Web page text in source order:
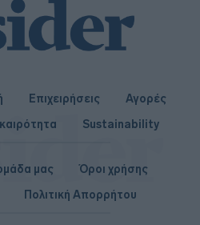
Επιχειρήσεις
Αγορές
Sustainability
μας
Όροι χρήσης
Πολιτική Απορρήτου